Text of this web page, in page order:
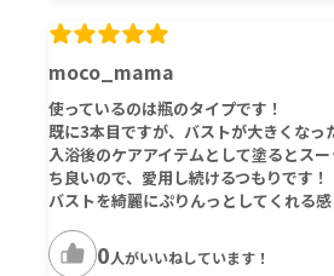
moco_mama
使っているのは瓶のタイプです！
既に3本目ですが、バストが大きくなっ
入浴後のケアアイテムとして塗るとス
ち良いので、愛用し続けるつもりです！
バストを綺麗にぷりんっとしてくれる感
0人がいいねしています！